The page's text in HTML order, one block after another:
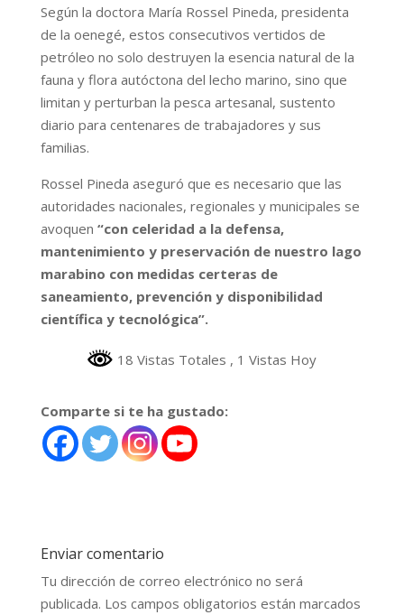
Según la doctora María Rossel Pineda, presidenta
de la oenegé, estos consecutivos vertidos de
petróleo no solo destruyen la esencia natural de la
fauna y flora autóctona del lecho marino, sino que
limitan y perturban la pesca artesanal, sustento
diario para centenares de trabajadores y sus
familias.
Rossel Pineda aseguró que es necesario que las
autoridades nacionales, regionales y municipales se
avoquen “con celeridad a la defensa,
mantenimiento y preservación de nuestro lago
marabino con medidas certeras de
saneamiento, prevención y disponibilidad
científica y tecnológica”.
18 Vistas Totales , 1 Vistas Hoy
Comparte si te ha gustado:
Enviar comentario
Tu dirección de correo electrónico no será
publicada. Los campos obligatorios están marcados